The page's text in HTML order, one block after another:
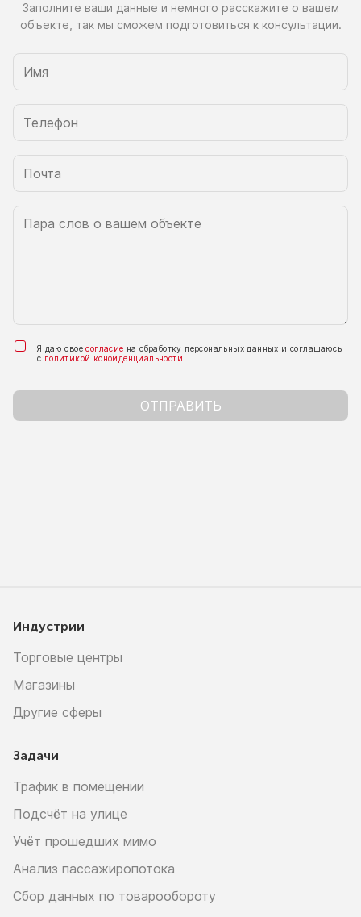
Заполните ваши данные и немного расскажите о вашем
объекте, так мы сможем подготовиться к консультации.
Я даю своесогласие на обработку персональных данных и соглашаюсь
с политикой конфиденциальности
ОТПРАВИТЬ
Индустрии
Торговые центры
Магазины
Другие сферы
Задачи
Трафик в помещении
Подсчёт на улице
Учёт прошедших мимо
Анализ пассажиропотока
Сбор данных по товарообороту